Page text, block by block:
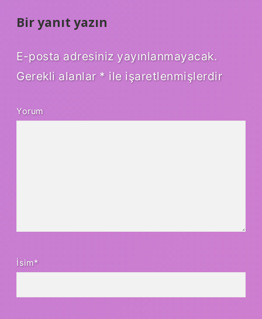
Bir yanıt yazın
E-posta adresiniz yayınlanmayacak.
Gerekli alanlar * ile işaretlenmişlerdir
Yorum
İsim*